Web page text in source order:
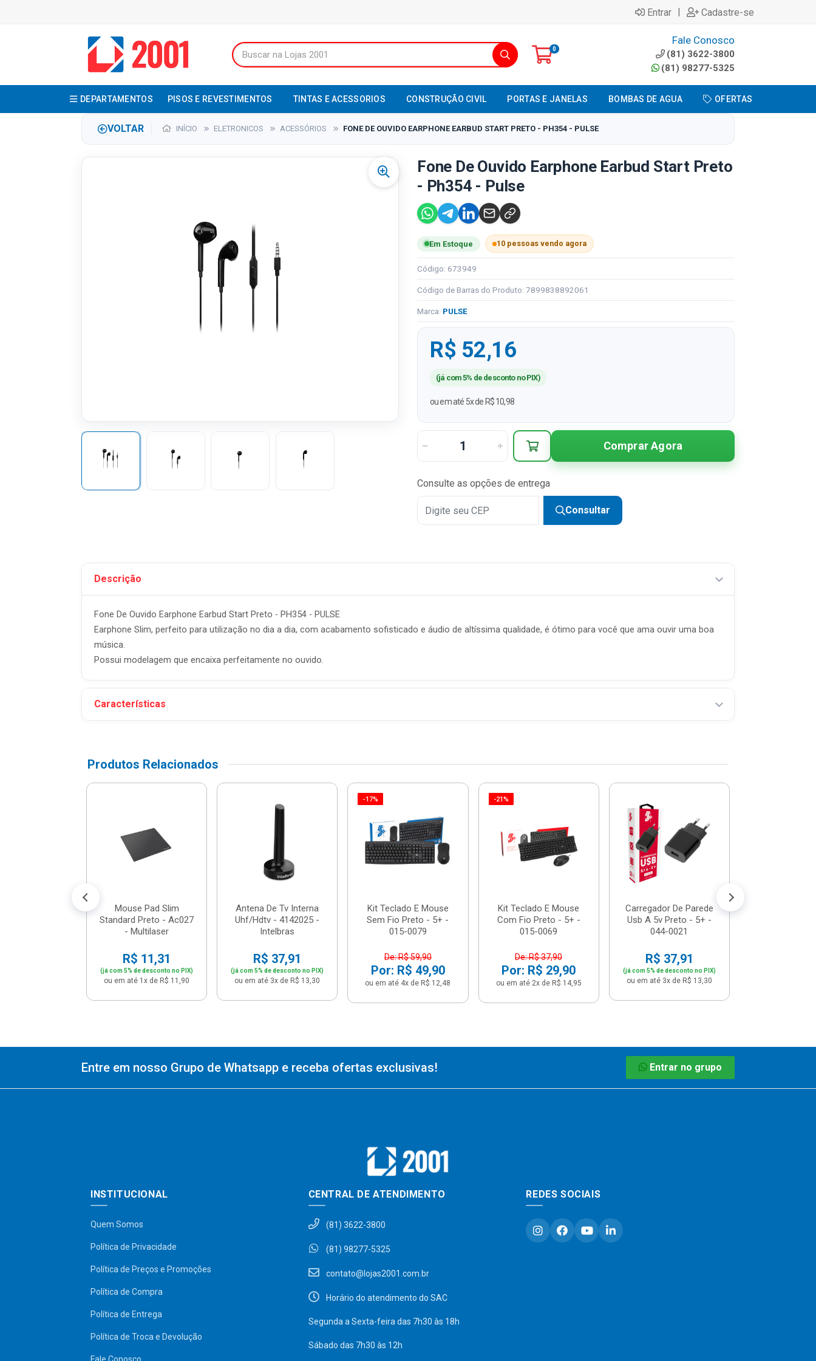
Entrar | Cadastre-se
0
Fale Conosco
(81) 3622-3800
(81) 98277-5325
DEPARTAMENTOS PISOS E REVESTIMENTOS TINTAS E ACESSORIOS CONSTRUÇÃO CIVIL PORTAS E JANELAS BOMBAS DE AGUA OFERTAS
VOLTAR INÍCIO ELETRONICOS ACESSÓRIOS FONE DE OUVIDO EARPHONE EARBUD START PRETO - PH354 - PULSE
Fone De Ouvido Earphone Earbud Start Preto
- Ph354 - Pulse
Em Estoque 10 pessoas vendo agora
Código: 673949
Código de Barras do Produto: 7899838892061
Marca: PULSE
R$ 52,16
(já com 5% de desconto no PIX)
ou em até 5x de R$ 10,98
Comprar Agora
Consulte as opções de entrega
Consultar
Descrição
Fone De Ouvido Earphone Earbud Start Preto - PH354 - PULSE
Earphone Slim, perfeito para utilização no dia a dia, com acabamento sofisticado e áudio de altíssima qualidade, é ótimo para você que ama ouvir uma boa
música.
Possui modelagem que encaixa perfeitamente no ouvido.
Características
Produtos Relacionados
Mouse Pad Slim
Standard Preto - Ac027
- Multilaser
R$ 11,31
(já com 5% de desconto no PIX)
ou em até 1x de R$ 11,90
Antena De Tv Interna
Uhf/Hdtv - 4142025 -
Intelbras
R$ 37,91
(já com 5% de desconto no PIX)
ou em até 3x de R$ 13,30
-17%
Kit Teclado E Mouse
Sem Fio Preto - 5+ -
015-0079
De: R$ 59,90
Por: R$ 49,90
ou em até 4x de R$ 12,48
-21%
Kit Teclado E Mouse
Com Fio Preto - 5+ -
015-0069
De: R$ 37,90
Por: R$ 29,90
ou em até 2x de R$ 14,95
Carregador De Parede
Usb A 5v Preto - 5+ -
044-0021
R$ 37,91
(já com 5% de desconto no PIX)
ou em até 3x de R$ 13,30
Entre em nosso Grupo de Whatsapp e receba ofertas exclusivas! Entrar no grupo
INSTITUCIONAL
Quem Somos
Política de Privacidade
Política de Preços e Promoções
Política de Compra
Política de Entrega
Política de Troca e Devolução
CENTRAL DE ATENDIMENTO
(81) 3622-3800
(81) 98277-5325
contato@lojas2001.com.br
Horário do atendimento do SAC
Segunda a Sexta-feira das 7h30 às 18h
Sábado das 7h30 às 12h
REDES SOCIAIS